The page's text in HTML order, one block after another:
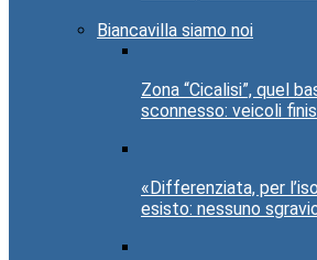
Biancavilla siamo noi
Zona “Cicalisi”, quel
sconnesso: veicoli
«Differenziata, per
esisto: nessuno